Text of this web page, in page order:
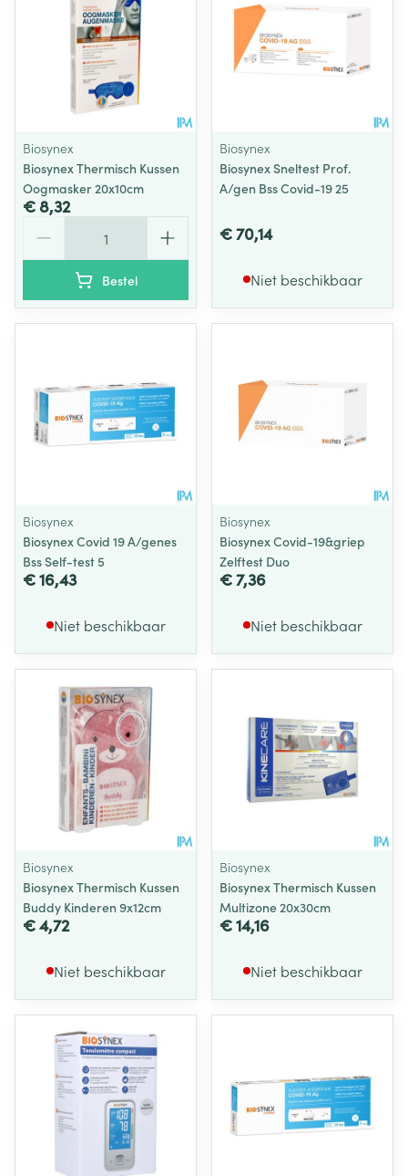
Biosynex
Biosynex Thermisch Kussen
Oogmasker 20x10cm
€ 8,32
Bestel
Biosynex
Biosynex Sneltest Prof.
A/gen Bss Covid-19 25
€ 70,14
Niet beschikbaar
Biosynex
Biosynex Covid 19 A/genes
Bss Self-test 5
€ 16,43
Niet beschikbaar
Biosynex
Biosynex Covid-19&griep
Zelftest Duo
€ 7,36
Niet beschikbaar
Biosynex
Biosynex Thermisch Kussen
Buddy Kinderen 9x12cm
€ 4,72
Niet beschikbaar
Biosynex
Biosynex Thermisch Kussen
Multizone 20x30cm
€ 14,16
Niet beschikbaar